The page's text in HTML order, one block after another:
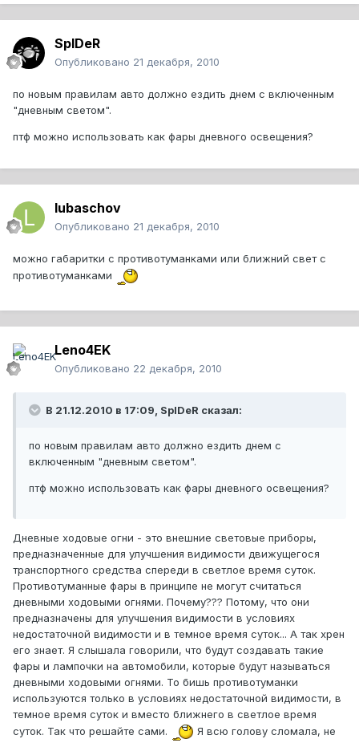
SpIDeR
Опубликовано 21 декабря, 2010
по новым правилам авто должно ездить днем с включенным
"дневным светом".
птф можно использовать как фары дневного освещения?
lubaschov
Опубликовано 21 декабря, 2010
можно габаритки с противотуманками или ближний свет с
противотуманками
Leno4EK
Опубликовано 22 декабря, 2010
В 21.12.2010 в 17:09, SpIDeR сказал:
по новым правилам авто должно ездить днем с
включенным "дневным светом".
птф можно использовать как фары дневного освещения?
Дневные ходовые огни - это внешние световые приборы,
предназначенные для улучшения видимости движущегося
транспортного средства спереди в светлое время суток.
Противотуманные фары в принципе не могут считаться
дневными ходовыми огнями. Почему??? Потому, что они
предназначены для улучшения видимости в условиях
недостаточной видимости и в темное время суток... А так хрен
его знает. Я слышала говорили, что будут создавать такие
фары и лампочки на автомобили, которые будут называться
дневными ходовыми огнями. То бишь противотуманки
используются только в условиях недостаточной видимости, в
темное время суток и вместо ближнего в светлое время
суток. Так что решайте сами.
Я всю голову сломала, не